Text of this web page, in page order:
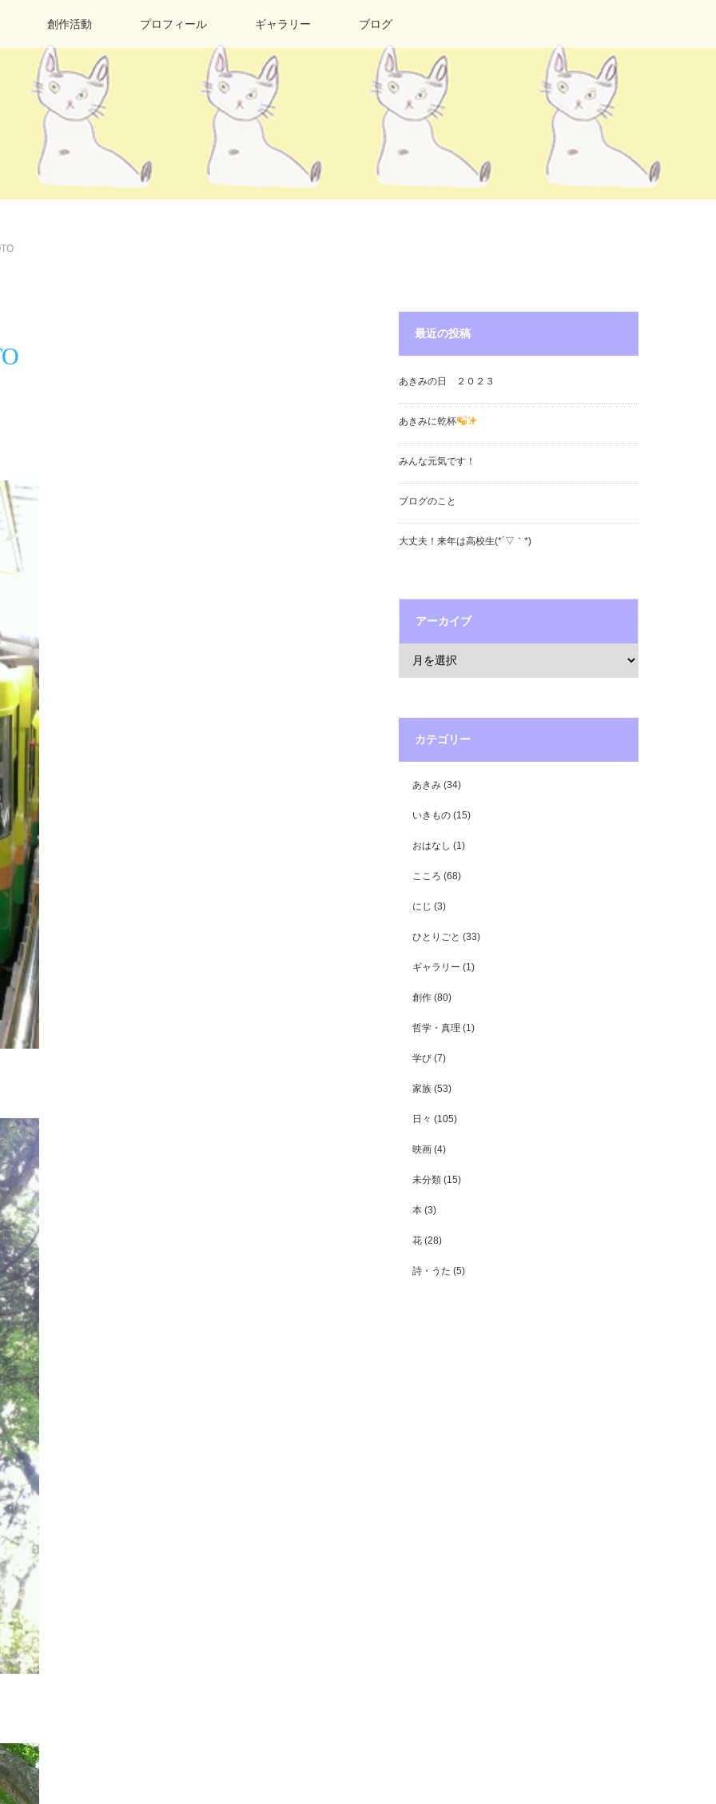
創作活動 プロフィール ギャラリー ブログ
最近の投稿
あきみの日 ２０２３
あきみに乾杯
みんな元気です！
ブログのこと
大丈夫！来年は高校生(*´▽｀*)
アーカイブ
カテゴリー
あきみ (34)
いきもの (15)
おはなし (1)
こころ (68)
にじ (3)
ひとりごと (33)
ギャラリー (1)
創作 (80)
哲学・真理 (1)
学び (7)
家族 (53)
日々 (105)
映画 (4)
未分類 (15)
本 (3)
花 (28)
詩・うた (5)